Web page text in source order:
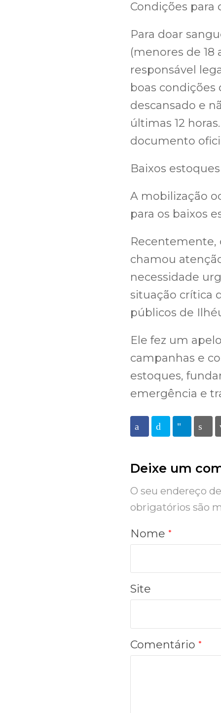
Condições para
Para doar
(menores de
responsável
boas
descansado e
últimas 12
documento
Baixos
A mobilização
para os baixos
Recentemente,
chamou
necessidade
situação crítica
públicos de
Ele fez um
campanhas e
estoques,
emergência e
FacebookTwitter
Deixe um
O seu endereço
obrigatórios são
Nome *
Site
Comentário *